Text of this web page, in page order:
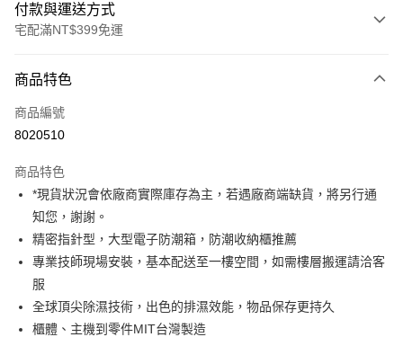
付款與運送方式
宅配滿NT$399免運
信用卡一次付款
信用卡分期付款
合作金庫商業銀行
華南商業銀行
彰化商業銀行
上海商業儲蓄銀行
國泰世華商業銀行
兆豐國際商業銀行
臺灣中小企業銀行
台中商業銀行
聯邦商業銀行
元大商業銀行
永豐商業銀行
玉山商業銀行
6 期 0 利率 每期
華南商業銀行
上海商業儲蓄銀行
台北富邦商業銀行
國泰世華商業銀行
兆豐國際商業銀行
臺灣中小企業銀行
匯豐（台灣）商業銀行
華泰商業銀行
聯邦商業銀行
元大商業銀行
12 期 0 利率 每期 NT$2,216 21家銀行
合作金庫商業銀行
第一商業銀行
上海商業儲蓄銀行
台北富邦商業銀行
國泰世華商業銀行
臺灣中小企業銀行
台中商業銀行
匯豐（台灣）商業銀行
LINE Pay
Apple Pay
街口支付
悠遊付
商品特色
商品編號
8020510
商品特色
*現貨狀況會依廠商實際庫存為主，若遇廠商端缺貨，將另行通
知您，謝謝。
精密指針型，大型電子防潮箱，防潮收納櫃推薦
專業技師現場安裝，基本配送至一樓空間，如需樓層搬運請洽客
服
全球頂尖除濕技術，出色的排濕效能，物品保存更持久
櫃體、主機到零件MIT台灣製造